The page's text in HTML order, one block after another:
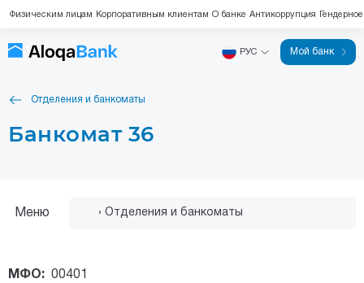
Физическим лицам Корпоративным клиентам О банке Антикоррупция
РУС Мой банк
Отделения и банкоматы
Банкомат 36
Меню
МФО: 00401